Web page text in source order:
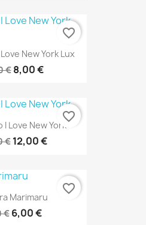
New York Lux
€ 8,00 €
favorite_border
Love New York
€ 12,00 €
favorite_border
Marimaru
€ 6,00 €
favorite_border